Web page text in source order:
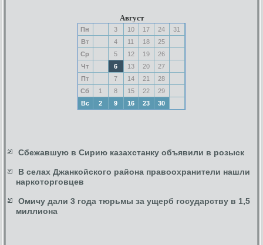
Август
Пн 3 10 17 24
31
Вт
4 11 18
25
Ср
5 12 19
26
Чт
6 13 20
27
Пт
7 14 21
28
Сб
1 8 15 22
29
Вс
2 9 16 23 30
Сбежавшую в Сирию казахстанку объявили в розыск
В селах Джанкойского района правоохранители нашли
наркоторговцев
Омичу дали 3 года тюрьмы за ущерб государству в 1,5
миллиона